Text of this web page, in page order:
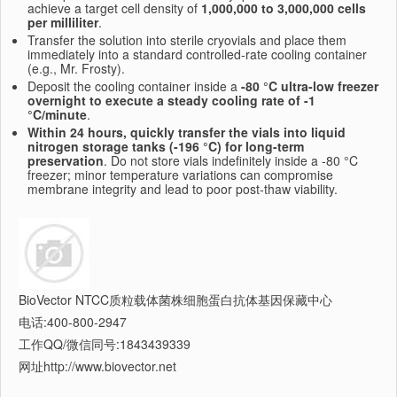
achieve a target cell density of 1,000,000 to 3,000,000 cells
per milliliter.
Transfer the solution into sterile cryovials and place them
immediately into a standard controlled-rate cooling container
(e.g., Mr. Frosty).
Deposit the cooling container inside a -80 °C ultra-low freezer
overnight to execute a steady cooling rate of -1
°C/minute.
Within 24 hours, quickly transfer the vials into liquid
nitrogen storage tanks (-196 °C) for long-term
preservation. Do not store vials indefinitely inside a -80 °C
freezer; minor temperature variations can compromise
membrane integrity and lead to poor post-thaw viability.
BioVector NTCC质粒载体菌株细胞蛋白抗体基因保藏中心
电话:400-800-2947
工作QQ/微信同号:1843439339
网址http://www.biovector.net